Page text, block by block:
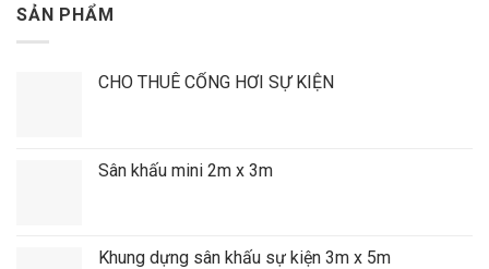
SẢN PHẨM
CHO THUÊ CỔNG HƠI SỰ KIỆN
Sân khấu mini 2m x 3m
Khung dựng sân khấu sự kiện 3m x 5m